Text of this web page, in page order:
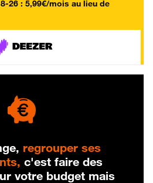
26 : 5,99€/mois au lieu de
regrouper ses
c'est faire des
votre budget mais